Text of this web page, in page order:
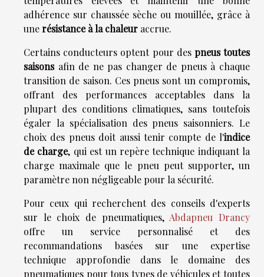
adhérence sur chaussée sèche ou mouillée, grâce à
unerésistance à la chaleur accrue.
Certains conducteurs optent pour des pneus toutes
saisonsafin de ne pas changer de pneus à chaque
transition de saison. Ces pneus sont un compromis,
offrant des performances acceptables dans la
plupart des conditions climatiques, sans toutefois
égaler la spécialisation des pneus saisonniers. Le
choix des pneus doit aussi tenir compte de l'indice
de charge, qui est un repère technique indiquant la
charge maximale que le pneu peut supporter, un
paramètre non négligeable pour la sécurité.
Pour ceux qui recherchent des conseils d'experts
sur le choix de pneumatiques, Abdapneu Drancy
offre un service personnalisé et des
recommandations basées sur une expertise
technique approfondie dans le domaine des
pneumatiques pour tous types de véhicules et toutes